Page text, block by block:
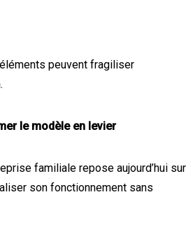
peuvent fragiliser
le modèle en levier
familiale repose aujourd’hui sur
son fonctionnement sans